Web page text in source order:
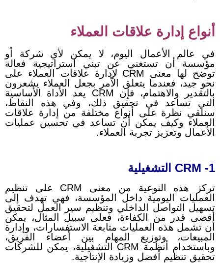
أنواع إدارة علاقات العملاء
في عالم الأعمال اليوم، لا يمكن لأي شركة أو
مؤسسة أن تستغني عن تبني استراتيجية فعالة
توضح لها معنى CRM لإدارة علاقات العملاء على
نحو جيد، فعندما يتعلق الأمر بجعل العملاء يشعرون
بالتقدير والاهتمام، فإن CRM يعد الأداة الأساسية
التي تساعد في تحقيق ذلك، وفي هذه النقاط،
سنلقي نظرة على أنواع مختلفة من إدارة علاقات
العملاء وكيف يمكن أن تساعد في تحسين عمليات
الأعمال وتعزيز تجربة العملاء.
1- CRM التشغيلية
تركز هذه النوعية من معنى CRM على تنظيم
العمليات اليومية داخل المؤسسة، فهي تهدف إلى
تسهيل التواصل الداخلي وتنظيم سير العمل لتحقيق
أقصى قدر من الكفاءة، فعلى سبيل المثال، يمكن
أن تشمل هذه العمليات متابعة الاستفسارات، وإدارة
المبيعات، وتوزيع المهام بين أعضاء الفريق،
وباستخدام أنظمة CRM التشغيلية، يمكن للشركات
تحقيق تنظيم أفضل وزيادة الإنتاجية.